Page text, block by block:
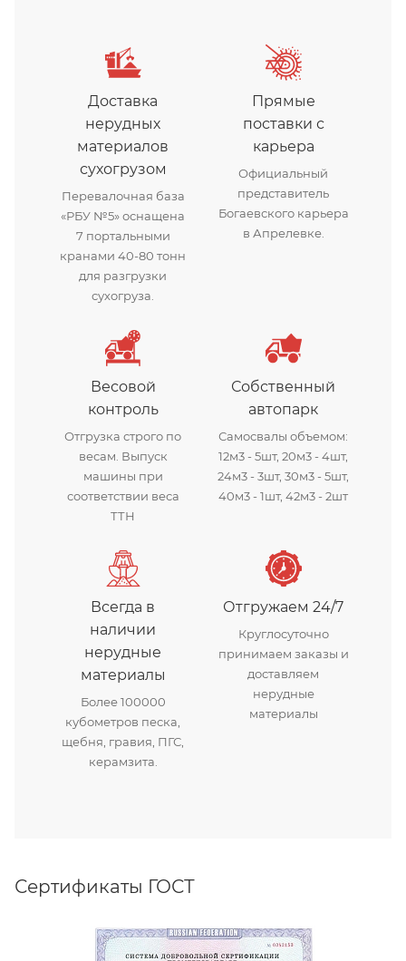
Доставка
нерудных
материалов
сухогрузом
Перевалочная база
«РБУ №5» оснащена
7 портальными
кранами 40-80 тонн
для разгрузки
сухогруза.
Прямые
поставки с
карьера
Официальный
представитель
Богаевского карьера
в Апрелевке.
Весовой
контроль
Отгрузка строго по
весам. Выпуск
машины при
соответствии веса
ТТН
Собственный
автопарк
Самосвалы объемом:
12м3 - 5шт, 20м3 - 4шт,
24м3 - 3шт, 30м3 - 5шт,
40м3 - 1шт, 42м3 - 2шт
Всегда в
наличии
нерудные
материалы
Более 100000
кубометров песка,
щебня, гравия, ПГС,
керамзита.
Отгружаем 24/7
Круглосуточно
принимаем заказы и
доставляем
нерудные
материалы
Сертификаты ГОСТ